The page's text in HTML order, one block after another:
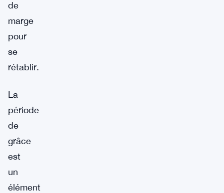
de
marge
pour
se
rétablir.
La
période
de
grâce
est
un
élément